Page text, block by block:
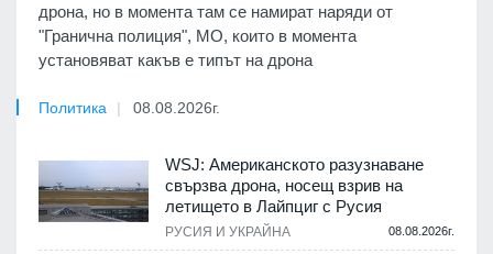
дрона, но в момента там се намират наряди от
"Гранична полиция", МО, които в момента
установяват какъв е типът на дрона
Политика 08.08.2026г.
WSJ: Американското разузнаване
свързва дрона, носещ взрив на
летището в Лайпциг с Русия
РУСИЯ И УКРАЙНА 08.08.2026г.